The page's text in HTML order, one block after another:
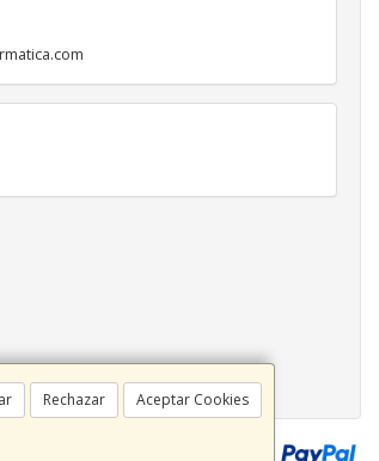
Rechazar Aceptar Cookies